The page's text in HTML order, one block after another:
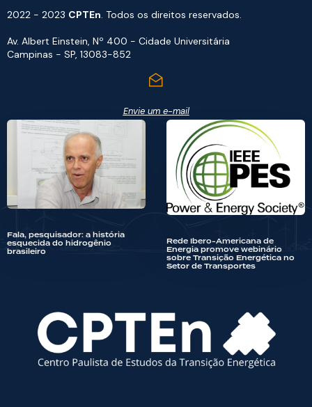
2022 - 2023 CPTEn. Todos os direitos reservados.
Av. Albert Einstein, Nº 400 - Cidade Universitária
Campinas - SP, 13083-852
Envie um e-mail
Fala, pesquisador: a história
esquecida do hidrogênio
brasileiro
Rede Ibero-Americana de
Energia promove webinário
sobre Transição Energética no
Setor de Transportes